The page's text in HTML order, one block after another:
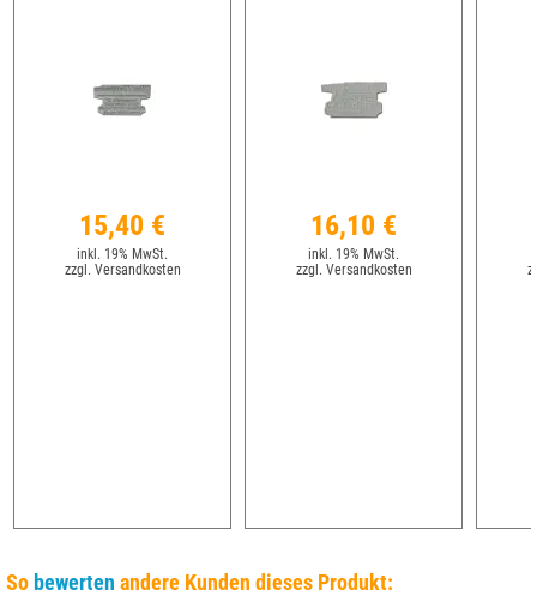
15,40 €
inkl. 19% MwSt.
zzgl. Versandkosten
16,10 €
inkl. 19% MwSt.
zzgl. Versandkosten
So bewerten andere Kunden dieses Produkt: